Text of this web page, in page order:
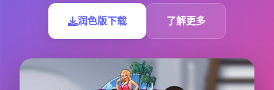
润色版下载 了解更多